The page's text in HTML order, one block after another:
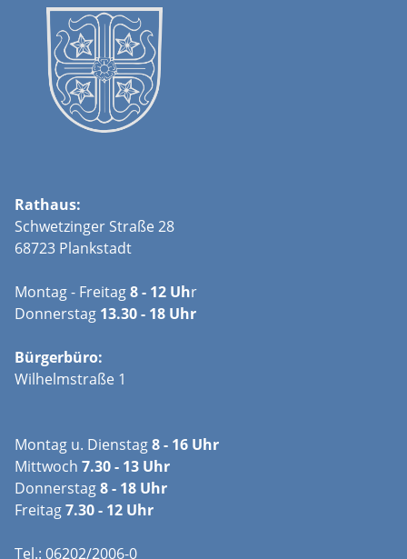
Rathaus:
Schwetzinger Straße 28
68723 Plankstadt
Montag - Freitag8 - 12 Uhr
Donnerstag 13.30 - 18 Uhr
Bürgerbüro:
Wilhelmstraße 1
Montag u. Dienstag8 - 16 Uhr
Mittwoch 7.30 - 13 Uhr
Donnerstag8 - 18 Uhr
Freitag7.30 - 12 Uhr
Tel.: 06202/2006-0